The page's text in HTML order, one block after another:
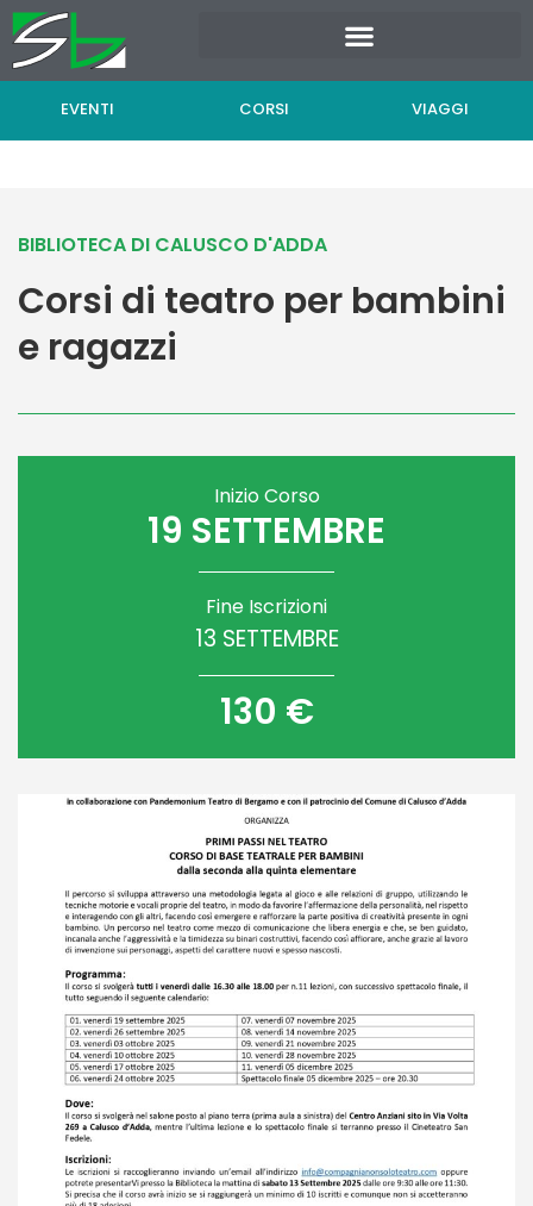
Vai
al
contenuto
EVENTI CORSI VIAGGI
BIBLIOTECA DI CALUSCO D'ADDA
Corsi di teatro per bambini
e ragazzi
Inizio Corso
19 SETTEMBRE
Fine Iscrizioni
13 SETTEMBRE
130 €